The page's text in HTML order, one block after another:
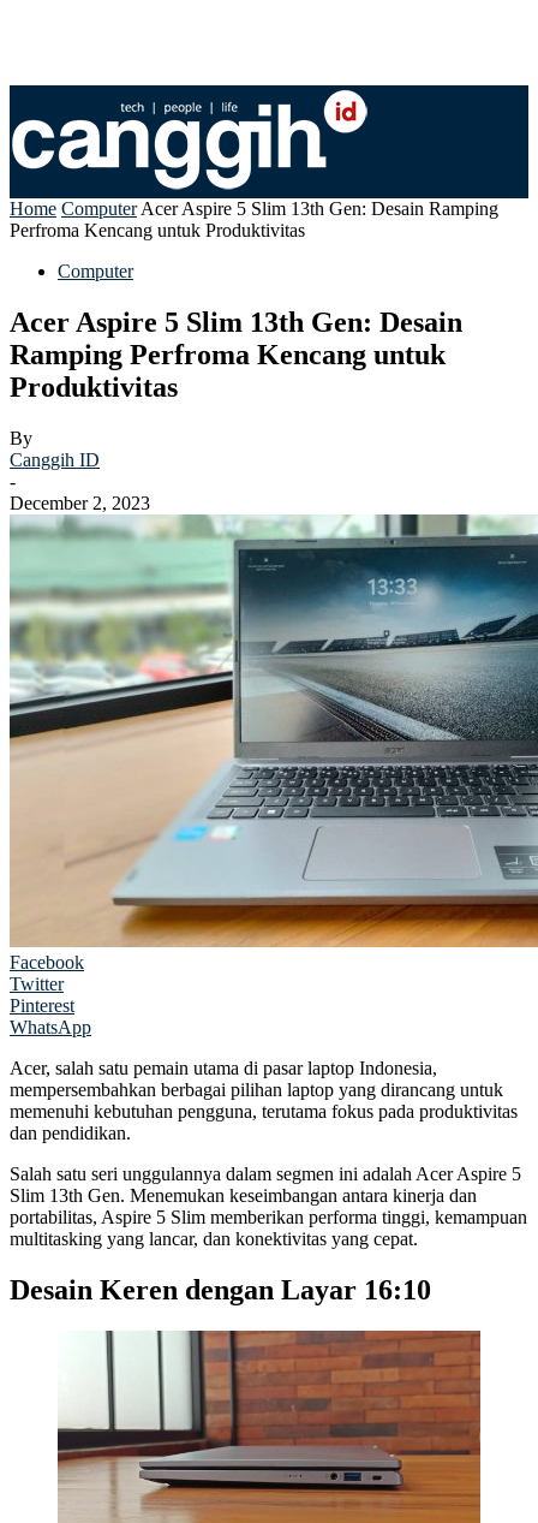
Home Computer Acer Aspire 5 Slim 13th Gen: Desain Ramping
Perfroma Kencang untuk Produktivitas
Computer
Acer Aspire 5 Slim 13th Gen: Desain
Ramping Perfroma Kencang untuk
Produktivitas
By
Canggih ID
-
December 2, 2023
Facebook
Twitter
Pinterest
WhatsApp
Acer, salah satu pemain utama di pasar laptop Indonesia,
mempersembahkan berbagai pilihan laptop yang dirancang untuk
memenuhi kebutuhan pengguna, terutama fokus pada produktivitas
dan pendidikan.
Salah satu seri unggulannya dalam segmen ini adalah Acer Aspire 5
Slim 13th Gen. Menemukan keseimbangan antara kinerja dan
portabilitas, Aspire 5 Slim memberikan performa tinggi, kemampuan
multitasking yang lancar, dan konektivitas yang cepat.
Desain Keren dengan Layar 16:10